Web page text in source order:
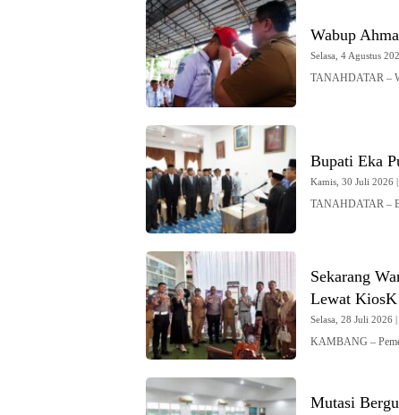
Wabup
Selasa, 4 Agustus
TANAHDATAR –
Bupati Eka
Kamis, 30 Juli 2026
TANAHDATAR –
Sekarang
Lewat
Selasa, 28 Juli 2026
KAMBANG –
Mutasi